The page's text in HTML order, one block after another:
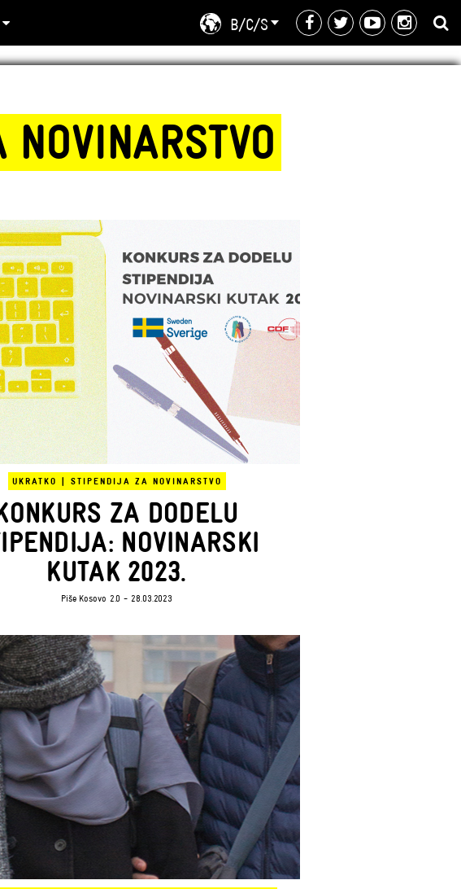
B/C/S
UKRATKO | STIPENDIJA ZA NOVINARSTVO
ZA DODELU
NOVINARSKI
KUTAK 2023.
Piše Kosovo 2.0 - 28.03.2023